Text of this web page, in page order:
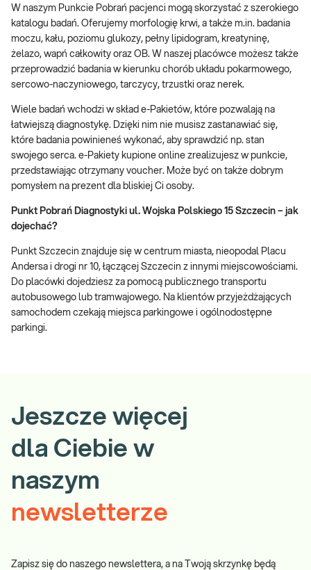
W naszym Punkcie Pobrań pacjenci mogą skorzystać z szerokiego
katalogu badań. Oferujemy morfologię krwi, a także m.in. badania
moczu, kału, poziomu glukozy, pełny lipidogram, kreatyninę,
żelazo, wapń całkowity oraz OB. W naszej placówce możesz także
przeprowadzić badania w kierunku chorób układu pokarmowego,
sercowo-naczyniowego, tarczycy, trzustki oraz nerek.
Wiele badań wchodzi w skład e-Pakietów, które pozwalają na
łatwiejszą diagnostykę. Dzięki nim nie musisz zastanawiać się,
które badania powinieneś wykonać, aby sprawdzić np. stan
swojego serca. e-Pakiety kupione online zrealizujesz w punkcie,
przedstawiając otrzymany voucher. Może być on także dobrym
pomysłem na prezent dla bliskiej Ci osoby.
Punkt Pobrań Diagnostyki ul. Wojska Polskiego 15 Szczecin – jak
dojechać?
Punkt Szczecin znajduje się w centrum miasta, nieopodal Placu
Andersa i drogi nr 10, łączącej Szczecin z innymi miejscowościami.
Do placówki dojedziesz za pomocą publicznego transportu
autobusowego lub tramwajowego. Na klientów przyjeżdżających
samochodem czekają miejsca parkingowe i ogólnodostępne
parkingi.
Jeszcze więcej
dla Ciebie w
naszym
newsletterze
Zapisz się do naszego newslettera, a na Twoją skrzynkę będą